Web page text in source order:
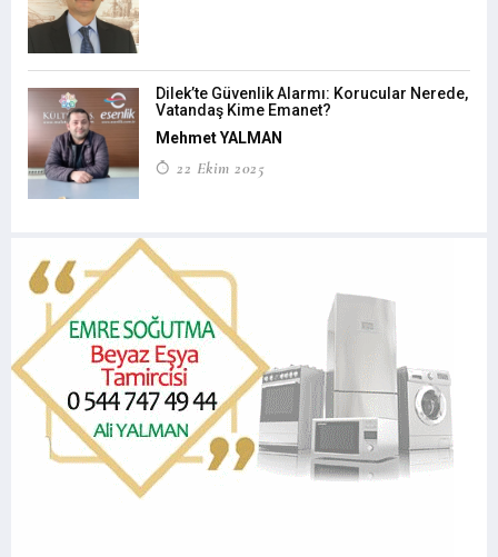
Dilek’te Güvenlik Alarmı: Korucular Nerede,
Vatandaş Kime Emanet?
Mehmet YALMAN
22 Ekim 2025